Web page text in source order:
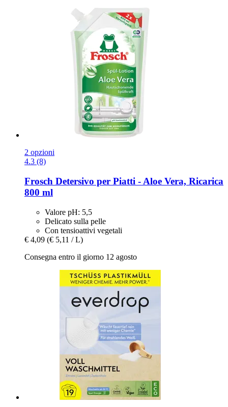
2 opzioni
4.3 (8)
Frosch Detersivo per Piatti -​ Aloe Vera, Ricarica
800 ml
Valore pH: 5,5
Delicato sulla pelle
Con tensioattivi vegetali
€ 4,09 (€ 5,11 / L)
Consegna entro il giorno 12 agosto